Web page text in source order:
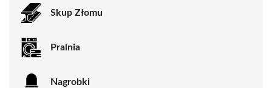
Skup Złomu
Pralnia
Nagrobki